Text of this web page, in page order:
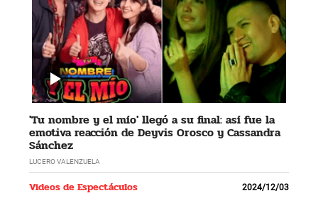
'Tu nombre y el mío' llegó a su final: así fue la
emotiva reacción de Deyvis Orosco y Cassandra
Sánchez
LUCERO VALENZUELA
Videos de Espectáculos 2024/12/03